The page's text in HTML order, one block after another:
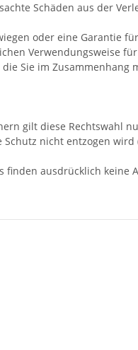
Schäden aus der
oder eine Garantie
Verwendungsweise
Sie im Zusammenhang
gilt diese Rechtswahl
nicht entzogen
finden ausdrücklich keine